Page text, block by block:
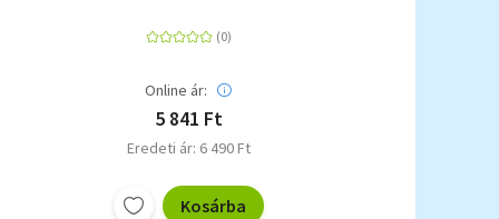
Online ár:
5 841 Ft
Eredeti ár: 6 490 Ft
Kosárba